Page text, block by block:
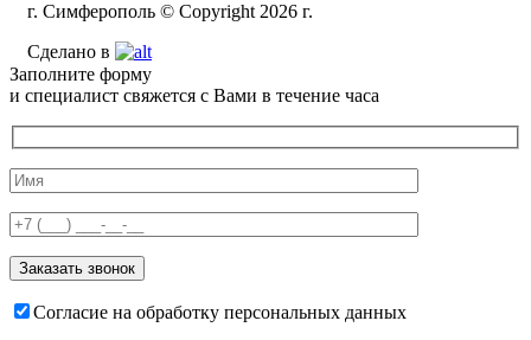
г. Симферополь © Copyright 2026 г.
Сделано в
Заполните форму
и специалист свяжется с Вами в течение часа
Согласие на обработку персональных данных